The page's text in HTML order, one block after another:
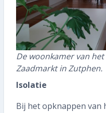
De woonkamer van
Zaadmarkt in Zutphen.
Isolatie
Bij het opknappen van